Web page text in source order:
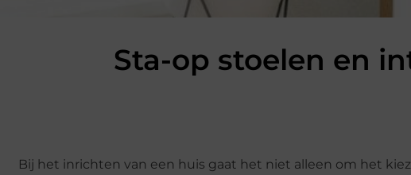
Sta-op stoelen en
Bij het inrichten van een huis gaat het niet alleen om het